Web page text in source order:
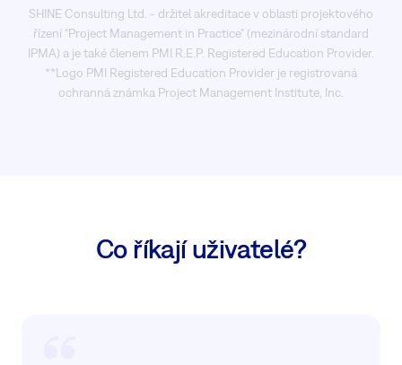
SHINE Consulting Ltd. - držitel akreditace v oblasti projektového
řízení "Project Management in Practice" (mezinárodní standard
IPMA) a je také členem PMI R.E.P. Registered Education Provider.
**Logo PMI Registered Education Provider je registrovaná
ochranná známka Project Management Institute, Inc.
Co říkají uživatelé?